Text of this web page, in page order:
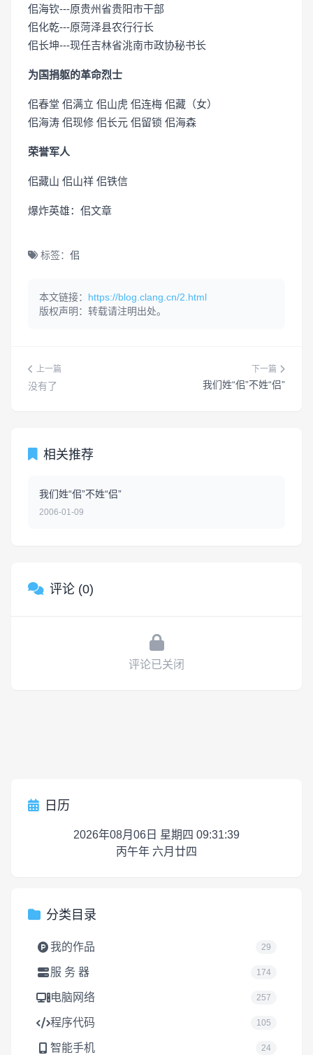
佀海钦---原贵州省贵阳市干部
佀化乾---原菏泽县农行行长
佀长坤---现任吉林省洮南市政协秘书长
为国捐躯的革命烈士
佀春堂 佀满立 佀山虎 佀连梅 佀藏（女）
佀海涛 佀现修 佀长元 佀留锁 佀海森
荣誉军人
佀藏山 佀山祥 佀铁信
爆炸英雄：佀文章
标签： 佀
本文链接： https://blog.clang.cn/2.html
版权声明：转载请注明出处。
上一篇
没有了
下一篇
我们姓“佀”不姓“侣”
相关推荐
我们姓“佀”不姓“侣”
2006-01-09
评论 (0)
评论已关闭
日历
2026年08月06日 星期四 09:31:40
丙午年 六月廿四
分类目录
我的作品 29
服 务 器 174
电脑网络 257
程序代码 105
智能手机 24